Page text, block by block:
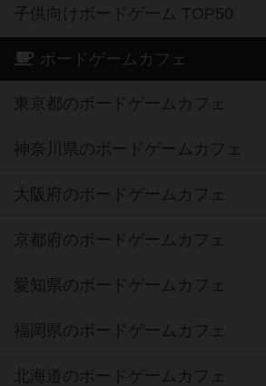
子供向けボードゲーム TOP50
ボードゲームカフェ
東京都のボードゲームカフェ
神奈川県のボードゲームカフェ
大阪府のボードゲームカフェ
京都府のボードゲームカフェ
愛知県のボードゲームカフェ
福岡県のボードゲームカフェ
北海道のボードゲームカフェ